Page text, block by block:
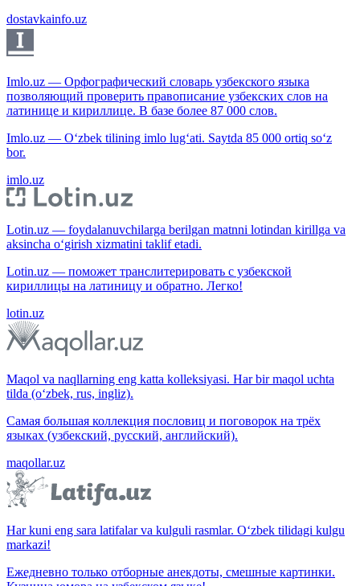
dostavkainfo.uz
Imlo.uz — Орфографический словарь узбекского языка
позволяющий проверить правописание узбекских слов на
латинице и кириллице. В базе более 87 000 слов.
Imlo.uz — O‘zbek tilining imlo lug‘ati. Saytda 85 000 ortiq so‘z
bor.
imlo.uz
Lotin.uz — foydalanuvchilarga berilgan matnni lotindan kirillga va
aksincha o‘girish xizmatini taklif etadi.
Lotin.uz — поможет транслитерировать с узбекской
кириллицы на латиницу и обратно. Легко!
lotin.uz
Maqol va naqllarning eng katta kolleksiyasi. Har bir maqol uchta
tilda (o‘zbek, rus, ingliz).
Самая большая коллекция пословиц и поговорок на трёх
языках (узбекский, русский, английский).
maqollar.uz
Har kuni eng sara latifalar va kulguli rasmlar. O‘zbek tilidagi kulgu
markazi!
Ежедневно только отборные анекдоты, смешные картинки.